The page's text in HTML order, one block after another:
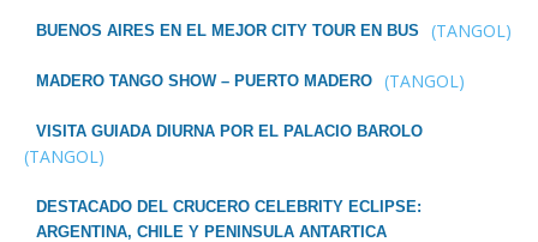
BUENOS AIRES EN EL MEJOR CITY TOUR EN BUS (TANGOL)
MADERO TANGO SHOW – PUERTO MADERO (TANGOL)
VISITA GUIADA DIURNA POR EL PALACIO BAROLO
(TANGOL)
DESTACADO DEL CRUCERO CELEBRITY ECLIPSE:
ARGENTINA, CHILE Y PENINSULA ANTARTICA